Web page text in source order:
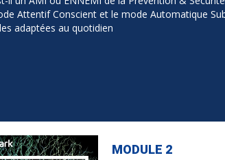
Attentif Conscient et le mode Automatique
adaptées au quotidien
MODULE 2